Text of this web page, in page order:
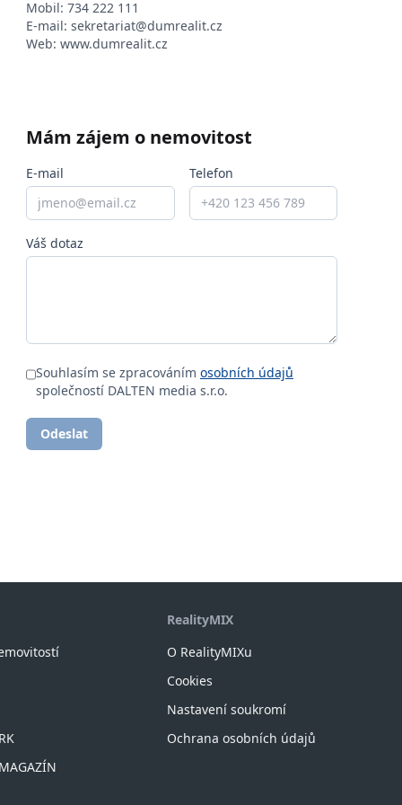
Mobil:734 222 111
E-mail:sekretariat@dumrealit.cz
Web:www.dumrealit.cz
Mám zájem o nemovitost
E-mail Telefon
Váš dotaz
Souhlasím se zpracováním osobních údajů
společností DALTEN media s.r.o.
Odeslat
RealityMIX
O RealityMIXu
Cookies
Nastavení soukromí
Ochrana osobních údajů